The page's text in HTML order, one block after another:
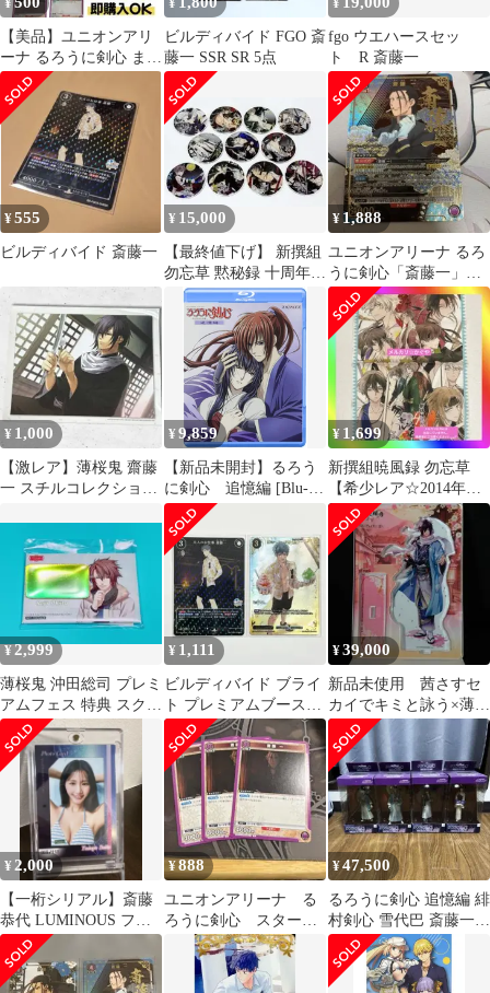
¥
【美品】ユニオンアリ
ーナ るろうに剣心 まと
め売り 16枚 緋村剣心
巻町操 R
¥
ビルディバイド FGO 斎
藤一 SSR SR 5点
¥
fgo ウエハースセッ
ト R 斎藤一
¥555
ビルディバイド 斎藤一
¥ 15,000
【最終値下げ】 新撰組
勿忘草 黙秘録 十周年記
念 アクリルコースター
全11種
¥ 1,888
ユニオンアリーナ るろ
うに剣心「斎藤一」
《パラレル》SR★（ス
ーパーレア★） 紫
¥ 1,000
【激レア】薄桜鬼 齋藤
一 スチルコレクション
¥9,859
【新品未開封】るろう
に剣心 追憶編 [Blu-
ray] 涼風真世 (出演) 岩
男潤子 (出演) 古橋一浩
(監督) 形式: Blu-ray
¥ 1,699
新撰組暁風録 勿忘草
【希少レア☆2014年CD
全巻購入特典☆非売品
布ポスター】
¥2,999
薄桜鬼 沖田総司 プレミ
アムフェス 特典 スクエ
ア缶バッジ 非売品 レア
¥ 1,111
ビルディバイド ブライ
ト プレミアムブースタ
ーパック 斎藤一
SR,SSR
¥39,000
新品未使用 茜さすセ
カイでキミと詠う×薄桜
鬼コラボ 斎藤一 ア
クリルスタンド
¥ 2,000
【一桁シリアル】斎藤
恭代 LUMINOUS フォ
トカード マグホ付
¥888
ユニオンアリーナ る
ろうに剣心 スタート
デッキプロモ 斎藤一
R3枚
¥47,500
るろうに剣心 追憶編 緋
村剣心 雪代巴 斎藤一
沖田総司 フィギュア 4
体セット